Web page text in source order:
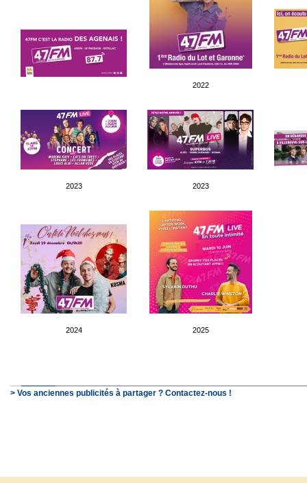
2022
2023 2023
2024 2025
> Vos anciennes publicités à partager ? Contactez-nous !